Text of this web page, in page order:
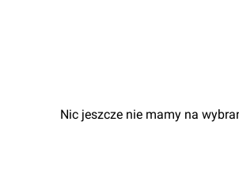
Nic jeszcze nie mamy na